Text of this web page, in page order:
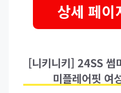
상세 페이
[니키니키] 24SS 썸
미플레어핏 여